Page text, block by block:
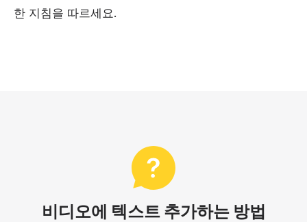
한 지침을 따르세요.
비디오에 텍스트 추가하는 방법